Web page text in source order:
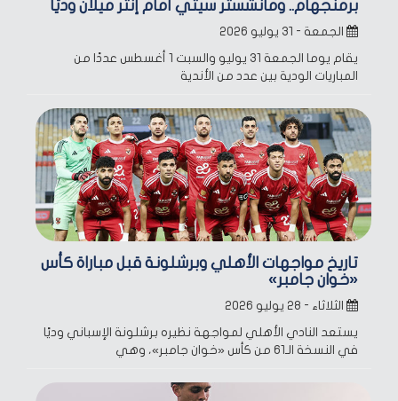
برمنجهام.. ومانشستر سيتي أمام إنتر ميلان وديًا
الجمعة - ٣١ يوليو ٢٠٢٦
يقام يوما الجمعة 31 يوليو والسبت 1 أغسطس عددًا من
المباريات الودية بين عدد من الأندية
تاريخ مواجهات الأهلي وبرشلونة قبل مباراة كأس
«خوان جامبر»
الثلاثاء - ٢٨ يوليو ٢٠٢٦
يستعد النادي الأهلي لمواجهة نظيره برشلونة الإسباني وديًا
في النسخة الـ61 من كأس «خوان جامبر»، وهي